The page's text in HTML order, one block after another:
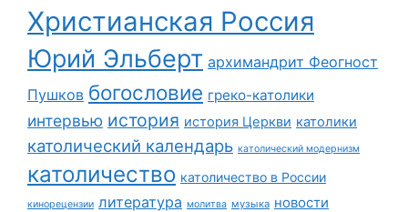
Христианская Россия
Юрий Эльберт архимандрит Феогност
Пушков богословие греко-католики
интервью история история Церкви католики
католический календарь католический модернизм
католичество католичество в России
кинорецензии литература молитва музыка новости